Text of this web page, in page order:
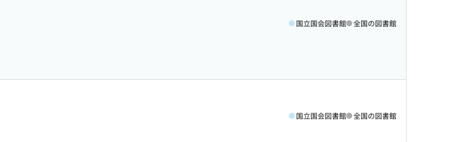
国立国会図書館 全国の図書館
国立国会図書館 全国の図書館